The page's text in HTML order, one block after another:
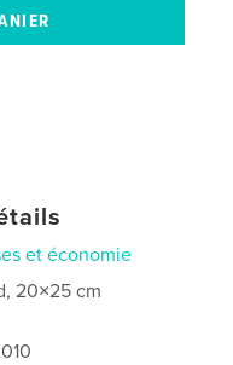
et économie
20×25 cm